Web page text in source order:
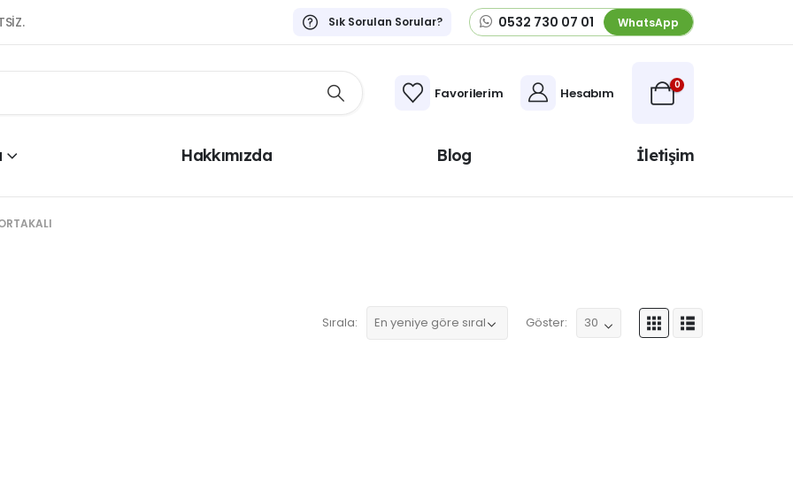
Sık Sorulan Sorular? 0532 730 07 01 WhatsApp
Favorilerim Hesabım 0
Hakkımızda Blog İletişim
Sırala: Göster: